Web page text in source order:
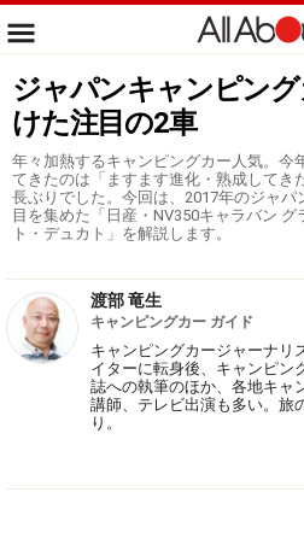
ジャパンキャンピン
けた注目の2車
年々加熱するキャンピングカー人気。今
てきたのは「ますます進化・熟成してき
長ぶりでした。今回は、2017年のジャ
目を集めた「日産・NV350キャラバン
ト・デュカト」を解説します。
渡部 竜生
キャンピングカー ガイド
キャンピングカージャーナリ
イターに転身後、キャンピン
誌への執筆のほか、各地キャ
講師、テレビ出演も多い。旅
り。